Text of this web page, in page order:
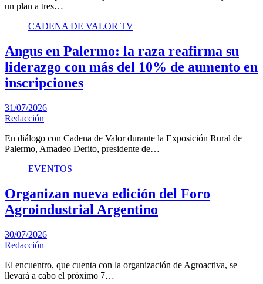
un plan a tres…
CADENA DE VALOR TV
Angus en Palermo: la raza reafirma su
liderazgo con más del 10% de aumento en
inscripciones
31/07/2026
Redacción
En diálogo con Cadena de Valor durante la Exposición Rural de
Palermo, Amadeo Derito, presidente de…
EVENTOS
Organizan nueva edición del Foro
Agroindustrial Argentino
30/07/2026
Redacción
El encuentro, que cuenta con la organización de Agroactiva, se
llevará a cabo el próximo 7…